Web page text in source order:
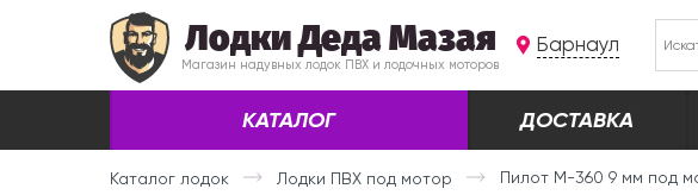
Лодки Деда Мазая
Магазин надувных лодок ПВХ и лодочных моторов
Барнаул
КАТАЛОГ ДОСТАВКА
Каталог лодок Лодки ПВХ под мотор Пилот М-360 9 мм под